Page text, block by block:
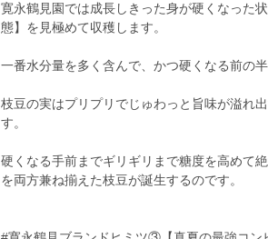
寛永鶴見園では成長しきった身が硬くなった
態】を見極めて収穫します。
一番水分量を多く含んで、かつ硬くなる前の
枝豆の実はプリプリでじゅわっと旨味が溢れ
す。
硬くなる手前までギリギリまで糖度を高めて
を両方兼ね揃えた枝豆が誕生するのです。